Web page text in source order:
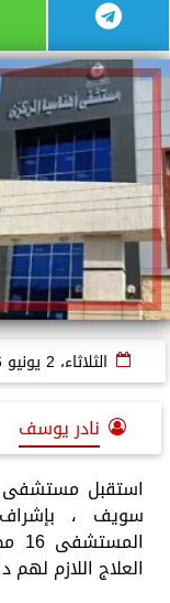
الثلاثاء، 2 يونيو 2026
نادر يوسف
استقبل مستشفى
سويف ،
العلاج اللازم